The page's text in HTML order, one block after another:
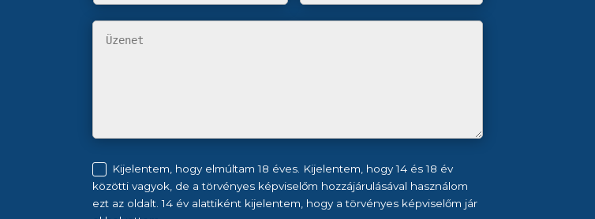
Kijelentem, hogy elmúltam 18 éves. Kijelentem, hogy 14 és 18 év
közötti vagyok, de a törvényes képviselőm hozzájárulásával használom
ezt az oldalt. 14 év alattiként kijelentem, hogy a törvényes képviselőm jár